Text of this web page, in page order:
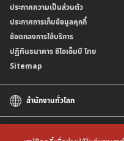
ประกาศความเป็นส่วนตัว
ประกาศการเก็บข้อมูลคุกกี้
ข้อตกลงการใช้บริการ
ปฏิทินธนาคาร ซีไอเอ็มบี ไทย
Sitemap
สำนักงานทั่วโลก
CIMB Islamic